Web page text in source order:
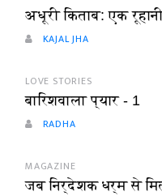
अधूरी किताब: एक
KAJAL JHA
LOVE STORIES
बारिशवाला प्यार - 1
RADHA
MAGAZINE
जब निर्देशक धर्म से